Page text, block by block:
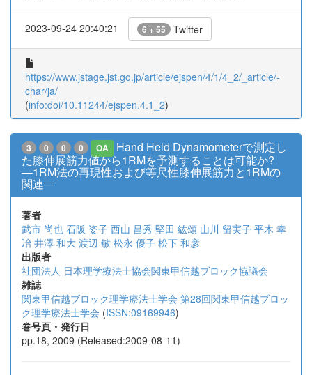
2023-09-24 20:40:21 6 + 55 Twitter
https://www.jstage.jst.go.jp/article/ejspen/4/1/4_2/_article/-
char/ja/
(info:doi/10.11244/ejspen.4.1_2)
3 0 0 0 OA
Hand Held Dynamometerで測定し
た膝伸展筋力値から1RMを予測することは可能か?
―1RM法の再現性および等尺性膝伸展筋力と1RMの
関連―
著者
武市 尚也 石阪 姿子 西山 昌秀 堅田 紘頌 山川 留実子 平木 幸
冶 井澤 和大 渡辺 敏 松永 優子 松下 和彦
出版者
社団法人 日本理学療法士協会関東甲信越ブロック協議会
雑誌
関東甲信越ブロック理学療法士学会 第28回関東甲信越ブロッ
ク理学療法士学会 (ISSN:09169946)
巻号頁・発行日
pp.18, 2009 (Released:2009-08-11)